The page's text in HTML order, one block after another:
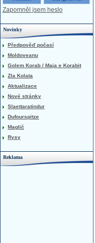
Zapomněl jsem heslo
Novinky
Předpověď počasí
Moldoveanu
Golem Korab / Maja e Korabit
Zla Kolata
Aktualizace
Nové stránky
Slaettaratindur
Dufourspitze
Maglič
Rysy
Reklama